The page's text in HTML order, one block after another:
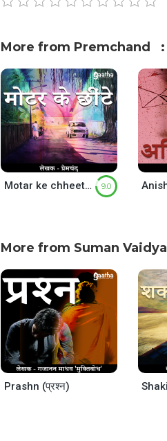
More from Premchand
Motar ke chheeten (मोटर के छींटे ) 9.0
More from Suman Vaidya
Prashn (प्रश्न)